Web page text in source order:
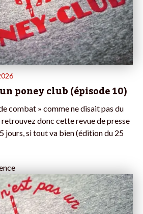
poney club (épisode 10)
combat » comme ne disait pas du
donc cette revue de presse
jours, si tout va bien (édition du 25